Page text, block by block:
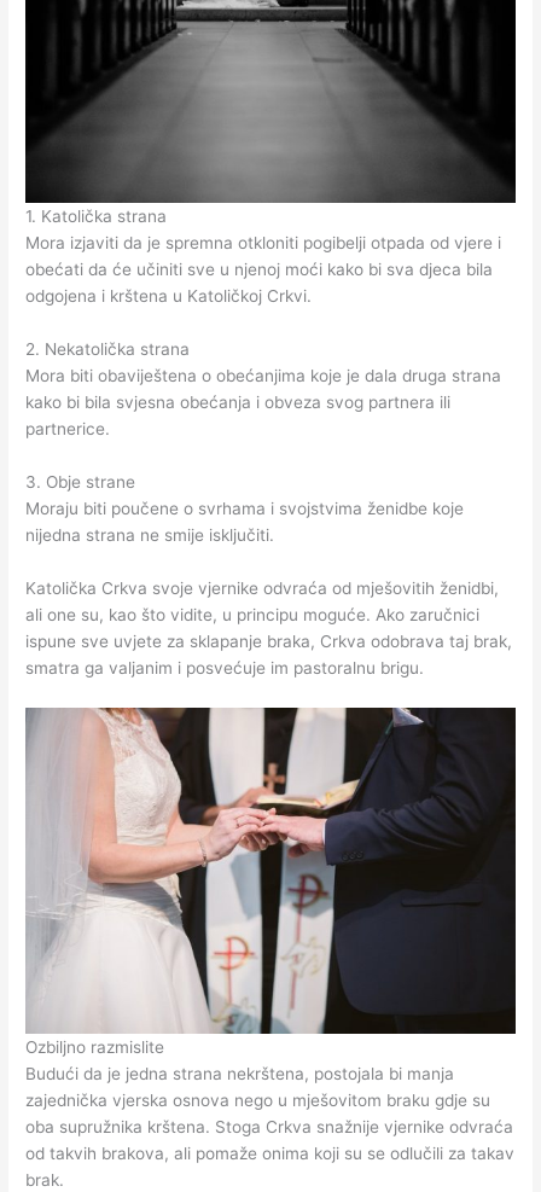
1. Katolička strana
Mora izjaviti da je spremna otkloniti pogibelji otpada od vjere i
obećati da će učiniti sve u njenoj moći kako bi sva djeca bila
odgojena i krštena u Katoličkoj Crkvi.
2. Nekatolička strana
Mora biti obaviještena o obećanjima koje je dala druga strana
kako bi bila svjesna obećanja i obveza svog partnera ili
partnerice.
3. Obje strane
Moraju biti poučene o svrhama i svojstvima ženidbe koje
nijedna strana ne smije isključiti.
Katolička Crkva svoje vjernike odvraća od mješovitih ženidbi,
ali one su, kao što vidite, u principu moguće. Ako zaručnici
ispune sve uvjete za sklapanje braka, Crkva odobrava taj brak,
smatra ga valjanim i posvećuje im pastoralnu brigu.
Ozbiljno razmislite
Budući da je jedna strana nekrštena, postojala bi manja
zajednička vjerska osnova nego u mješovitom braku gdje su
oba supružnika krštena. Stoga Crkva snažnije vjernike odvraća
od takvih brakova, ali pomaže onima koji su se odlučili za takav
brak.